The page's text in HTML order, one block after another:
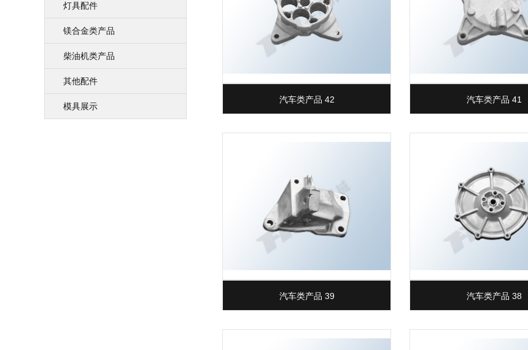
灯具配件
镁合金类产品
柴油机类产品
其他配件
模具展示
汽车类产品 42 汽车类产品 41
汽车类产品 39 汽车类产品 38